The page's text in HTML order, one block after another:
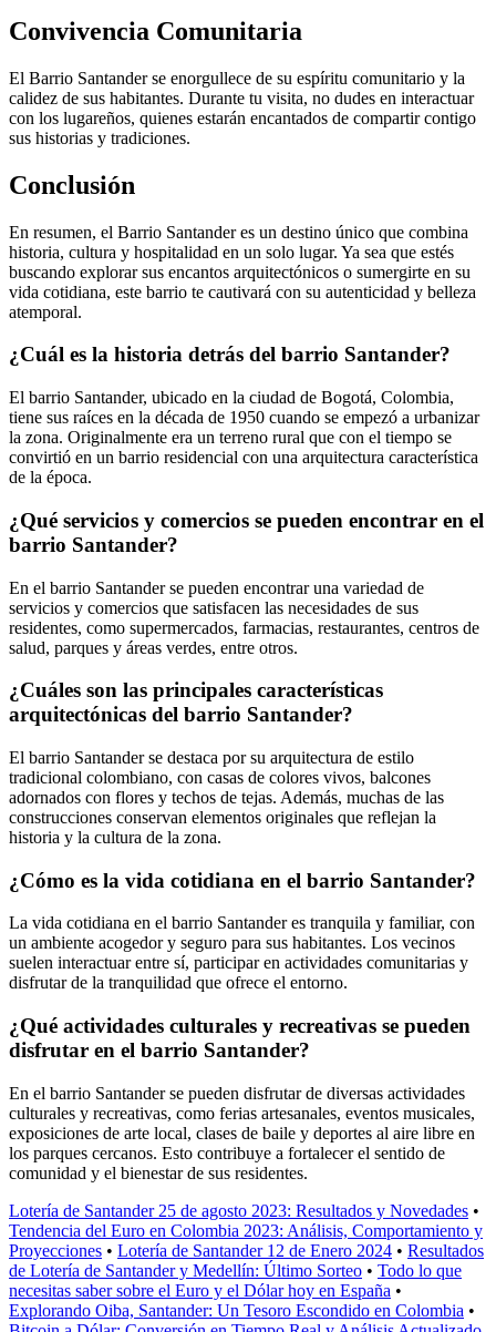
Convivencia Comunitaria
El Barrio Santander se enorgullece de su espíritu comunitario y la
calidez de sus habitantes. Durante tu visita, no dudes en interactuar
con los lugareños, quienes estarán encantados de compartir contigo
sus historias y tradiciones.
Conclusión
En resumen, el Barrio Santander es un destino único que combina
historia, cultura y hospitalidad en un solo lugar. Ya sea que estés
buscando explorar sus encantos arquitectónicos o sumergirte en su
vida cotidiana, este barrio te cautivará con su autenticidad y belleza
atemporal.
¿Cuál es la historia detrás del barrio Santander?
El barrio Santander, ubicado en la ciudad de Bogotá, Colombia,
tiene sus raíces en la década de 1950 cuando se empezó a urbanizar
la zona. Originalmente era un terreno rural que con el tiempo se
convirtió en un barrio residencial con una arquitectura característica
de la época.
¿Qué servicios y comercios se pueden encontrar en el
barrio Santander?
En el barrio Santander se pueden encontrar una variedad de
servicios y comercios que satisfacen las necesidades de sus
residentes, como supermercados, farmacias, restaurantes, centros de
salud, parques y áreas verdes, entre otros.
¿Cuáles son las principales características
arquitectónicas del barrio Santander?
El barrio Santander se destaca por su arquitectura de estilo
tradicional colombiano, con casas de colores vivos, balcones
adornados con flores y techos de tejas. Además, muchas de las
construcciones conservan elementos originales que reflejan la
historia y la cultura de la zona.
¿Cómo es la vida cotidiana en el barrio Santander?
La vida cotidiana en el barrio Santander es tranquila y familiar, con
un ambiente acogedor y seguro para sus habitantes. Los vecinos
suelen interactuar entre sí, participar en actividades comunitarias y
disfrutar de la tranquilidad que ofrece el entorno.
¿Qué actividades culturales y recreativas se pueden
disfrutar en el barrio Santander?
En el barrio Santander se pueden disfrutar de diversas actividades
culturales y recreativas, como ferias artesanales, eventos musicales,
exposiciones de arte local, clases de baile y deportes al aire libre en
los parques cercanos. Esto contribuye a fortalecer el sentido de
comunidad y el bienestar de sus residentes.
Lotería de Santander 25 de agosto 2023: Resultados y Novedades •
Tendencia del Euro en Colombia 2023: Análisis, Comportamiento y
Proyecciones • Lotería de Santander 12 de Enero 2024 • Resultados
de Lotería de Santander y Medellín: Último Sorteo • Todo lo que
necesitas saber sobre el Euro y el Dólar hoy en España •
Explorando Oiba, Santander: Un Tesoro Escondido en Colombia •